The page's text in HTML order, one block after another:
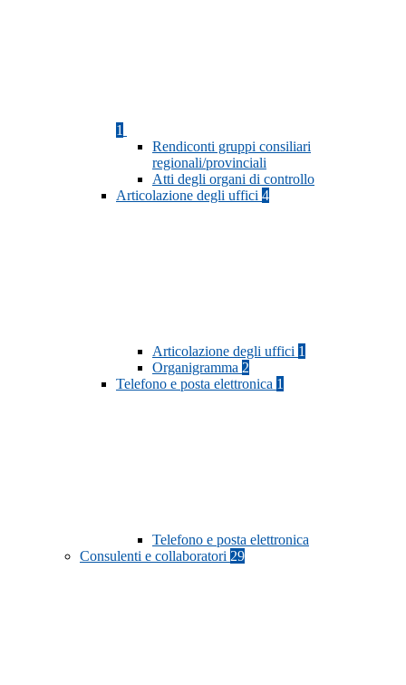
1
Rendiconti gruppi consiliari
regionali/provinciali
Atti degli organi di controllo
Articolazione degli uffici 4
Articolazione degli uffici 1
Organigramma 2
Telefono e posta elettronica 1
Telefono e posta elettronica
Consulenti e collaboratori 29